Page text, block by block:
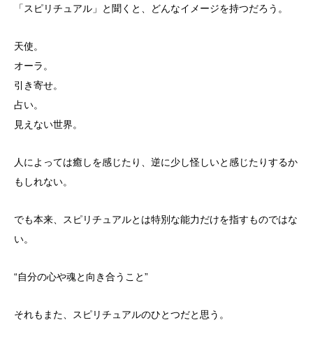
「スピリチュアル」と聞くと、どんなイメージを持つだろう。
天使。
オーラ。
引き寄せ。
占い。
見えない世界。
人によっては癒しを感じたり、 逆に少し怪しいと感じたりするか
もしれない。
でも本来、
スピリチュアルとは特別な能力だけを指すものではな
い。
“自分の心や魂と向き合うこと”
それもまた、スピリチュアルのひとつだと思う。